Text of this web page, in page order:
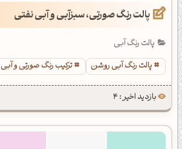
پالت رنگ صورتی، سبزآبی و آبی نفتی
پالت رنگ آبی
پالت رنگ آبی روشن
ترکیب رنگ صورتی و آبی
بازدید اخیر : 4